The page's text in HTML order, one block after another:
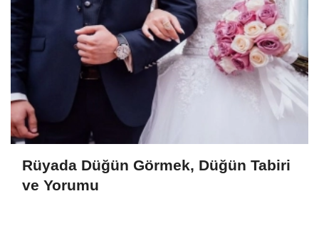
Rüyada Düğün Görmek, Düğün Tabiri
ve Yorumu